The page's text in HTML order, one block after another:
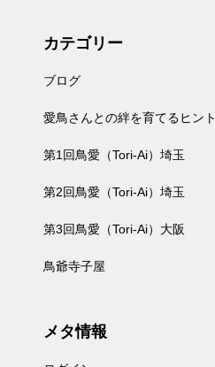
カテゴリー
ブログ
愛鳥さんとの絆を育てるヒント
第1回鳥愛（Tori-Ai）埼玉
第2回鳥愛（Tori-Ai）埼玉
第3回鳥愛（Tori-Ai）大阪
鳥爺寺子屋
メタ情報